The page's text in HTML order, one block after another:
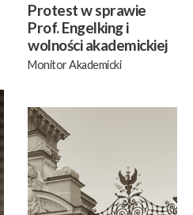
Protest w sprawie
Prof. Engelking i
wolności akademickiej
Monitor Akademicki